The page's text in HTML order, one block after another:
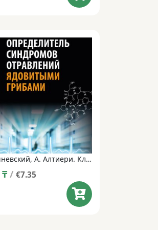
М.Вишневский, А. Алтиери. Клиникалық көрініс бойынша Улы саңырауқұлақтармен улану синдромдарын анықтаушы.
₸ / €7.35